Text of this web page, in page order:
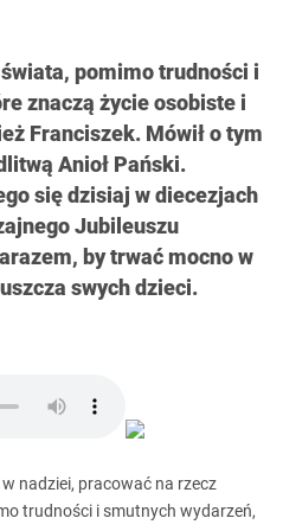
pomimo trudności i
znaczą życie osobiste i
Franciszek. Mówił o tym
Anioł Pański.
się dzisiaj w diecezjach
Jubileuszu
by trwać mocno w
swych dzieci.
nadziei, pracować na rzecz
trudności i smutnych wydarzeń,